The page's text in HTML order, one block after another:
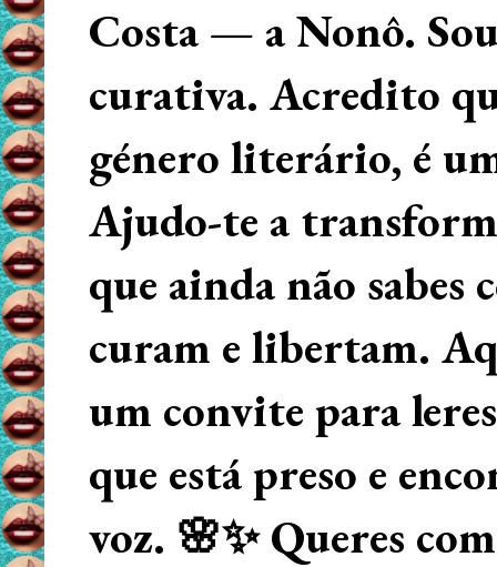
Costa — a Nonô.
curativa. Acredito
género literário, é
Ajudo-te a
que ainda não
curam e libertam.
um convite para
que está preso e
voz. 🌸✨ Queres